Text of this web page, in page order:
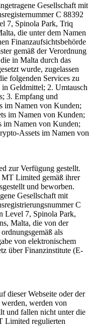
Gesellschaft mit
C 88392
7, Spinola Park, Triq
die unter dem Namen
Finanzaufsichtsbehörde
gemäß der Verordnung
in Malta durch das
wurde, zugelassen
folgenden Services zu
Geldmittel; 2. Umtausch
3. Empfang und
im Namen von Kunden;
im Namen von Kunden;
im Namen von Kunden;
Assets im Namen von
zur Verfügung gestellt.
Limited gemäß ihrer
und beworben.
Gesellschaft mit
C
Level 7, Spinola Park,
Malta, die von der
als
von elektronischem
über Finanzinstitute (E-
dieser Webseite oder der
werden von
und fallen nicht unter die
Limited regulierten